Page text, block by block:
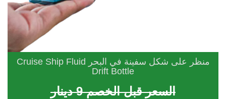
منظر على شكل سفينة في البحر Cruise Ship Fluid
Drift Bottle
السعر قبل الخصم 9 دينار